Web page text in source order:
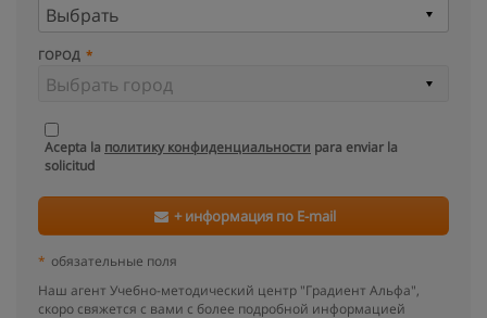
ГОРОД
Acepta la политику конфиденциальности para enviar la
solicitud
+ информация по E-mail
* обязательные поля
Наш агент Учебно-методический центр "Градиент Альфа",
скоро свяжется с вами с более подробной информацией